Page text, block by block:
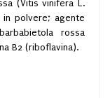
(Vitis vinifera L.
polvere; agente
rossa
B2 (riboflavina).